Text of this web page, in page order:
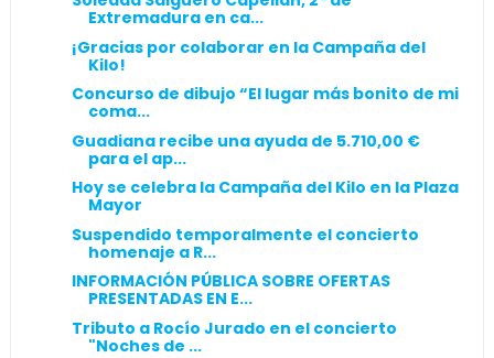
Extremadura en ca...
¡Gracias por colaborar en la Campaña del
Kilo!
Concurso de dibujo “El lugar más bonito de mi
coma...
Guadiana recibe una ayuda de 5.710,00 €
para el ap...
Hoy se celebra la Campaña del Kilo en la Plaza
Mayor
Suspendido temporalmente el concierto
homenaje a R...
INFORMACIÓN PÚBLICA SOBRE OFERTAS
PRESENTADAS EN E...
Tributo a Rocío Jurado en el concierto
"Noches de ...